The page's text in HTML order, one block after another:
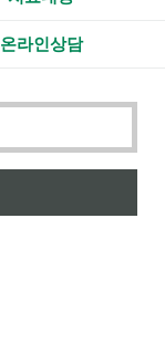
온라인상담